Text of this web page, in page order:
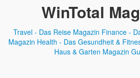
WinTotal
Travel - Das Reise Magazin Finance -
Magazin Health - Das Gesundheit &
Haus & Garten Magazin